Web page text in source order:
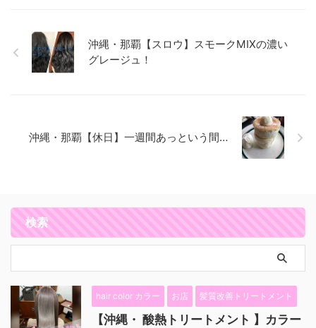
沖縄・那覇【スロウ】スモークMIXの濃い
グレージュ！
沖縄・那覇【休日】一週間あっという間…
検索
hair color カラー お店 髪質改善トリートメント
【沖縄・ 酸熱トリートメント 】カラー